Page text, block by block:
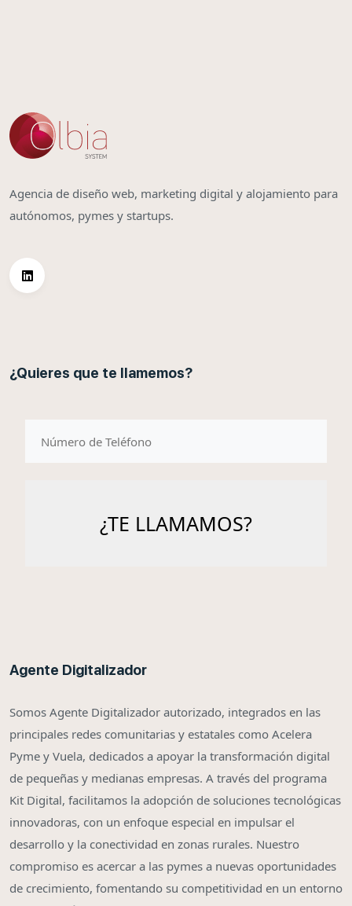
Agencia de diseño web, marketing digital y alojamiento para
autónomos, pymes y startups.
¿Quieres que te llamemos?
Agente Digitalizador
Somos Agente Digitalizador autorizado, integrados en las
principales redes comunitarias y estatales como Acelera
Pyme y Vuela, dedicados a apoyar la transformación digital
de pequeñas y medianas empresas. A través del programa
Kit Digital, facilitamos la adopción de soluciones tecnológicas
innovadoras, con un enfoque especial en impulsar el
desarrollo y la conectividad en zonas rurales. Nuestro
compromiso es acercar a las pymes a nuevas oportunidades
de crecimiento, fomentando su competitividad en un entorno